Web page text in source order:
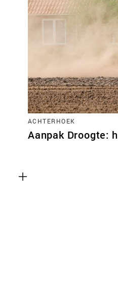
ACHTERHOEK
Aanpak Droogte: